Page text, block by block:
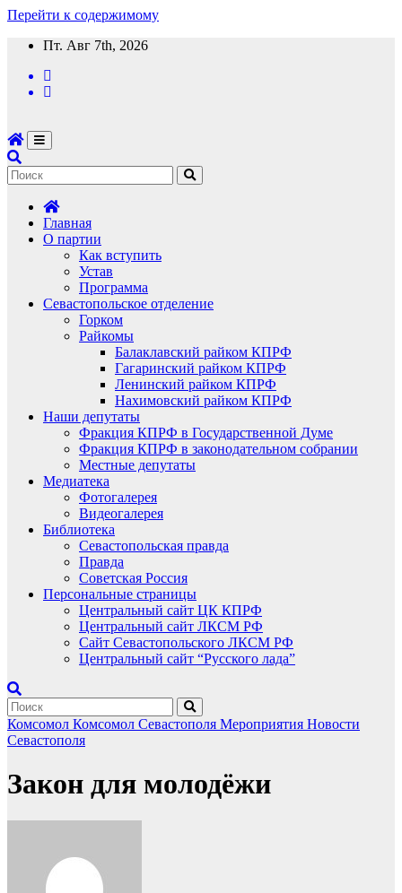
Перейти к содержимому
Пт. Авг 7th, 2026
Главная
О партии
Как вступить
Устав
Программа
Севастопольское отделение
Горком
Райкомы
Балаклавский райком КПРФ
Гагаринский райком КПРФ
Ленинский райком КПРФ
Нахимовский райком КПРФ
Наши депутаты
Фракция КПРФ в Государственной Думе
Фракция КПРФ в законодательном собрании
Местные депутаты
Медиатека
Фотогалерея
Видеогалерея
Библиотека
Севастопольская правда
Правда
Советская Россия
Персональные страницы
Центральный сайт ЦК КПРФ
Центральный сайт ЛКСМ РФ
Сайт Севастопольского ЛКСМ РФ
Центральный сайт “Русского лада”
Комсомол Комсомол Севастополя Мероприятия Новости
Севастополя
Закон для молодёжи